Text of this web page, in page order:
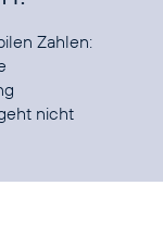
Zahlen: